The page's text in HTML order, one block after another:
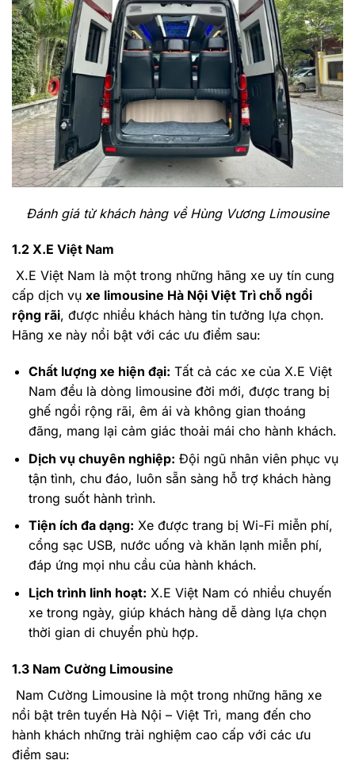
Đánh giá từ khách hàng về Hùng Vương Limousine
1.2 X.E Việt Nam
X.E Việt Nam là một trong những hãng xe uy tín cung
cấp dịch vụ xe limousine Hà Nội Việt Trì chỗ ngồi
rộng rãi, được nhiều khách hàng tin tưởng lựa chọn.
Hãng xe này nổi bật với các ưu điểm sau:
Chất lượng xe hiện đại: Tất cả các xe của X.E Việt
Nam đều là dòng limousine đời mới, được trang bị
ghế ngồi rộng rãi, êm ái và không gian thoáng
đãng, mang lại cảm giác thoải mái cho hành khách.
Dịch vụ chuyên nghiệp: Đội ngũ nhân viên phục vụ
tận tình, chu đáo, luôn sẵn sàng hỗ trợ khách hàng
trong suốt hành trình.
Tiện ích đa dạng: Xe được trang bị Wi-Fi miễn phí,
cổng sạc USB, nước uống và khăn lạnh miễn phí,
đáp ứng mọi nhu cầu của hành khách.
Lịch trình linh hoạt: X.E Việt Nam có nhiều chuyến
xe trong ngày, giúp khách hàng dễ dàng lựa chọn
thời gian di chuyển phù hợp.
1.3 Nam Cường Limousine
Nam Cường Limousine là một trong những hãng xe
nổi bật trên tuyến Hà Nội – Việt Trì, mang đến cho
hành khách những trải nghiệm cao cấp với các ưu
điểm sau: